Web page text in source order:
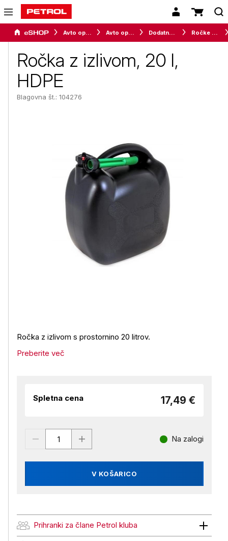
Avto oprema in avtomobilizem Avto oprema Dodatna oprema Ročke za gorivo
Ročka z izlivom, 20 l,
HDPE
Blagovna št.: 104276
Ročka z izlivom s prostornino 20 litrov.
Preberite več
Spletna cena 17,49 €
V KOŠARICO
Na zalogi
Prihranki za člane Petrol kluba
Prihranki za člane Petrol kluba